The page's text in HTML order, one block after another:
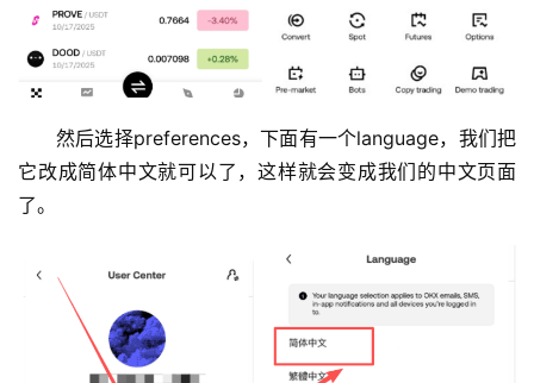
然后选择preferences，下面有一个language，我们把
它改成简体中文就可以了，这样就会变成我们的中文页面
了。